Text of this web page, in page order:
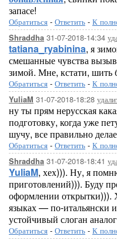
запасе!
Обратиться - Ответить - К
Shraddha 31-07-2018-14:34
tatiana_ryabinina, я
смешанные чувства
зимой. Мне, кстати, шить
Обратиться - Ответить - К
YuliaM 31-07-2018-18:28
ну ты прям нерусская
подготовку, когда уже
шучу, все правильно
Обратиться - Ответить - К
Shraddha 31-07-2018-18:41
YuliaM, хех))). Ну, я
приготовлений))). Буду
оформлении открытки))).
языках — по-итальянски
устойчивый слоган
Обратиться - Ответить - К